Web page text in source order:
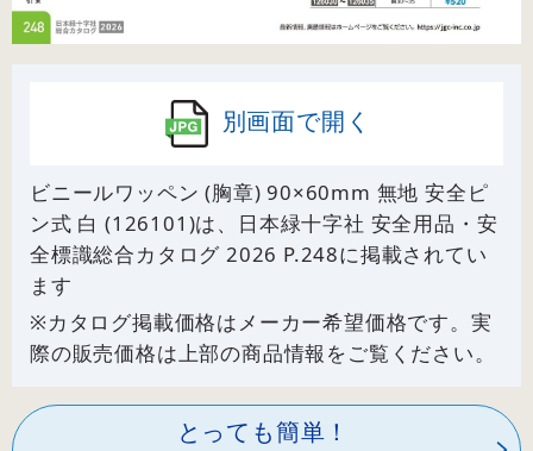
別画面で開く
ビニールワッペン (胸章) 90×60mm 無地 安全ピ
ン式 白 (126101)は、日本緑十字社 安全用品・安
全標識総合カタログ 2026 P.248に掲載されてい
ます
※カタログ掲載価格はメーカー希望価格です。実
際の販売価格は上部の商品情報をご覧ください。
とっても簡単！